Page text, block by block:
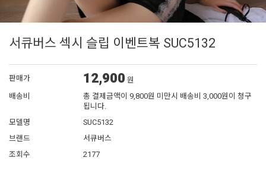
서큐버스 섹시 슬립 이벤트복 SUC5132
판매가 12,900 원
배송비
총 결제금액이 9,800원 미만시 배송비 3,000원이 청구
됩니다.
모델명
SUC5132
브랜드
서큐버스
조회수
2177